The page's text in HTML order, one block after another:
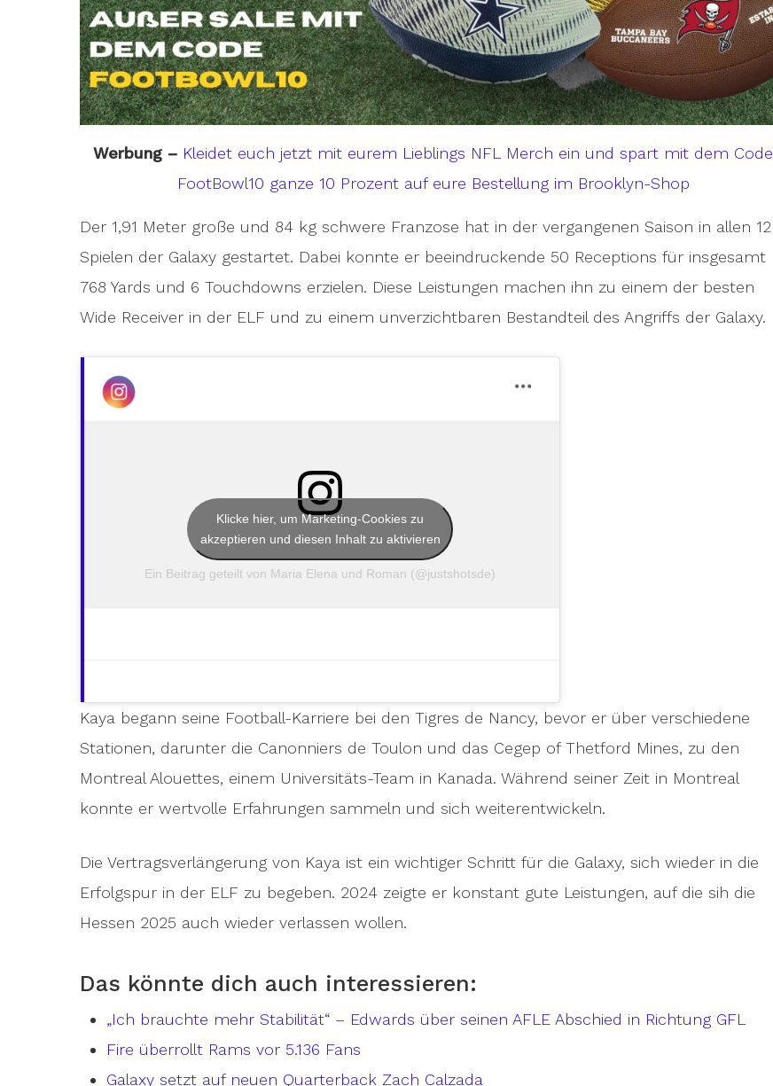
Werbung – Kleidet euch jetzt mit eurem Lieblings NFL Merch ein und spart mit dem Code
FootBowl10 ganze 10 Prozent auf eure Bestellung im Brooklyn-Shop
Der 1,91 Meter große und 84 kg schwere Franzose hat in der vergangenen Saison in allen 12
Spielen der Galaxy gestartet. Dabei konnte er beeindruckende 50 Receptions für insgesamt
768 Yards und 6 Touchdowns erzielen. Diese Leistungen machen ihn zu einem der besten
Wide Receiver in der ELF und zu einem unverzichtbaren Bestandteil des Angriffs der Galaxy.
Ein Beitrag geteilt von Maria Elena und Roman (@justshotsde)
Klicke hier, um Marketing-Cookies zu
akzeptieren und diesen Inhalt zu aktivieren
Kaya begann seine Football-Karriere bei den Tigres de Nancy, bevor er über verschiedene
Stationen, darunter die Canonniers de Toulon und das Cegep of Thetford Mines, zu den
Montreal Alouettes, einem Universitäts-Team in Kanada. Während seiner Zeit in Montreal
konnte er wertvolle Erfahrungen sammeln und sich weiterentwickeln.
Die Vertragsverlängerung von Kaya ist ein wichtiger Schritt für die Galaxy, sich wieder in die
Erfolgspur in der ELF zu begeben. 2024 zeigte er konstant gute Leistungen, auf die sih die
Hessen 2025 auch wieder verlassen wollen.
Das könnte dich auch interessieren:
„Ich brauchte mehr Stabilität“ – Edwards über seinen AFLE Abschied in Richtung GFL
Fire überrollt Rams vor 5.136 Fans
Galaxy setzt auf neuen Quarterback Zach Calzada